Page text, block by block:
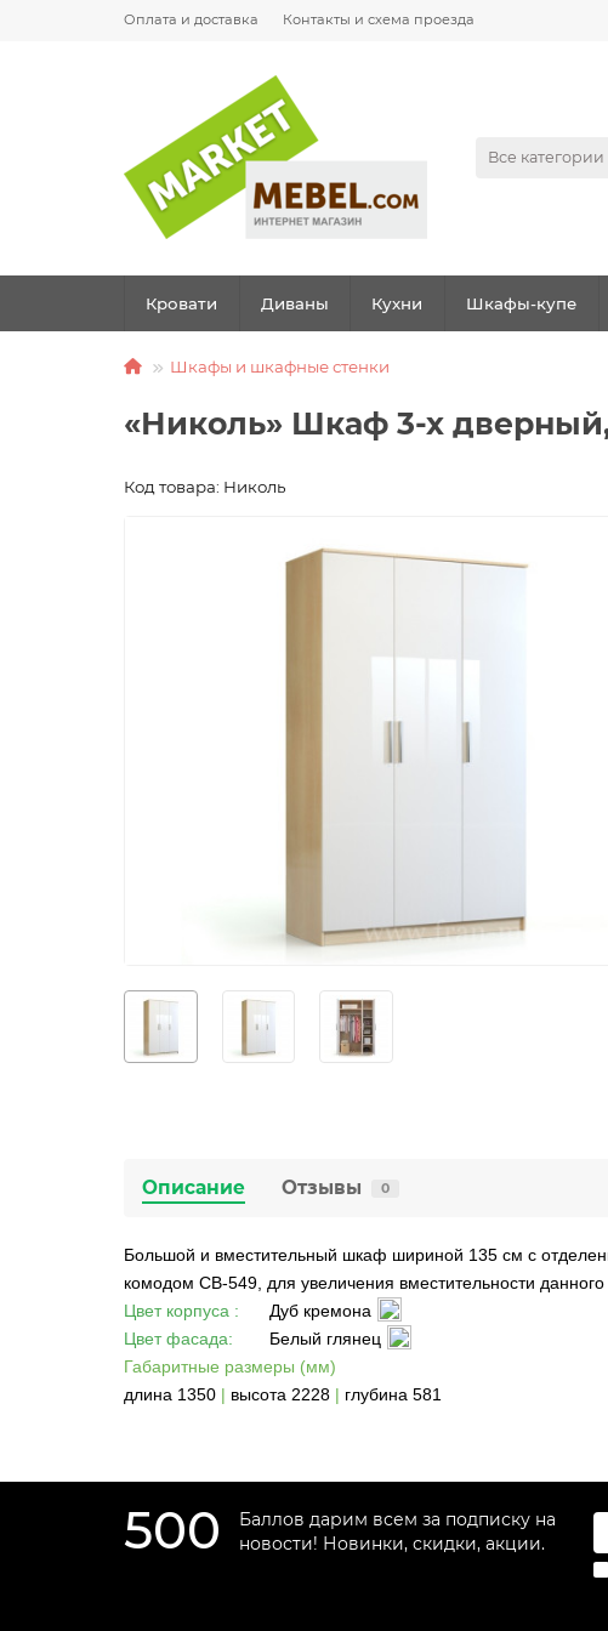
Оплата и доставка Контакты и схема проезда
Все категории
Кровати Диваны Кухни Шкафы-купе
Шкафы и шкафные стенки
«Николь» Шкаф 3-х
Код товара: Николь
Описание Отзывы 0
Большой и вместительный шкаф шириной 135 см с
комодом СВ-549, для увеличения вместительности
Цвет корпуса :
Дуб кремона
Цвет фасада:
Белый глянец
Габаритные размеры (мм)
длина 1350 | высота 2228 | глубина 581
500
Баллов дарим всем за подписку на
новости! Новинки, скидки, акции.